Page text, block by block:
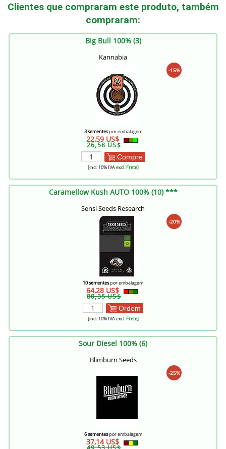
Clientes que compraram este produto, também
compraram:
Big Bull 100% (3)
Kannabia
-15%
3 sementespor embalagem
22,59 US$
26,58 US$
Compre
[incl. 10% IVA excl.Frete]
Caramellow Kush AUTO 100% (10) ***
Sensi Seeds Research
-20%
10 sementespor embalagem
64,28 US$
80,35 US$
Ordem
[incl. 10% IVA excl.Frete]
Sour Diesel 100% (6)
Blimburn Seeds
-25%
6 sementespor embalagem
37,14 US$